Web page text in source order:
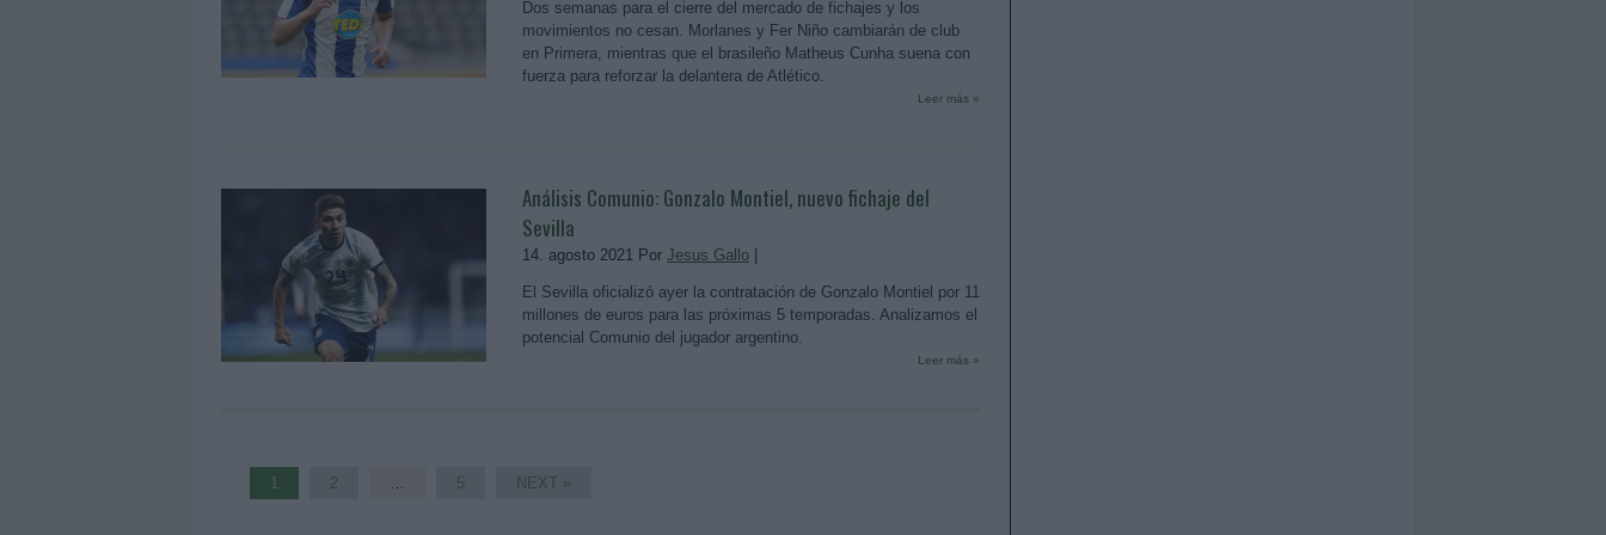
Dos semanas para el cierre del mercado de fichajes y los
movimientos no cesan. Morlanes y Fer Niño cambiarán de club
en Primera, mientras que el brasileño Matheus Cunha suena con
fuerza para reforzar la delantera de Atlético.
Leer más »
Análisis Comunio: Gonzalo Montiel, nuevo fichaje del
Sevilla
14. agosto 2021 Por Jesus Gallo
El Sevilla oficializó ayer la contratación de Gonzalo Montiel por 11
millones de euros para las próximas 5 temporadas. Analizamos el
potencial Comunio del jugador argentino.
Leer más »
1 2 … 5 NEXT »